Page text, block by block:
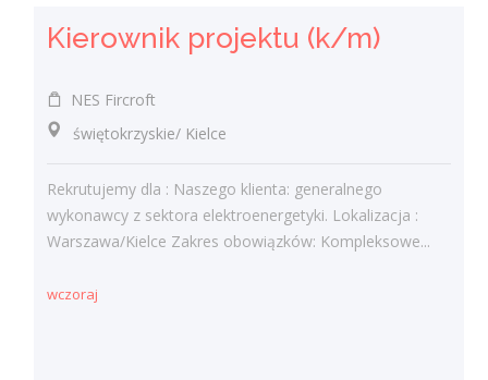
Kierownik projektu (k/m)
NES Fircroft
świętokrzyskie/ Kielce
Rekrutujemy dla : Naszego klienta: generalnego
wykonawcy z sektora elektroenergetyki. Lokalizacja :
Warszawa/Kielce Zakres obowiązków: Kompleksowe...
wczoraj